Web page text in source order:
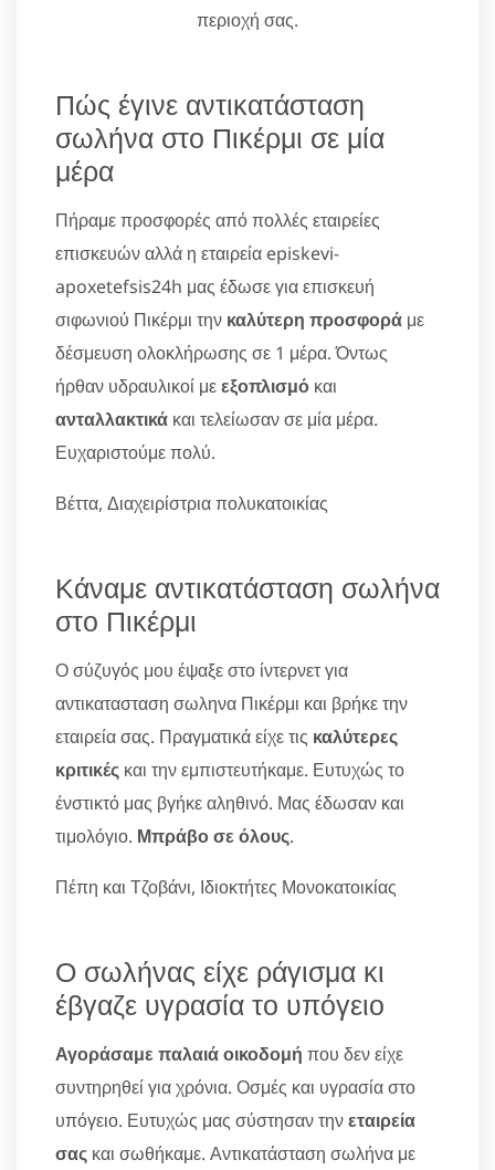
περιοχή σας.
Πώς έγινε αντικατάσταση
σωλήνα στο Πικέρμι σε μία
μέρα
Πήραμε προσφορές από πολλές εταιρείες
επισκευών αλλά η εταιρεία episkevi-
apoxetefsis24h μας έδωσε για επισκευή
σιφωνιού Πικέρμι την καλύτερη προσφορά με
δέσμευση ολοκλήρωσης σε 1 μέρα. Όντως
ήρθαν υδραυλικοί μεεξοπλισμό και
ανταλλακτικά και τελείωσαν σε μία μέρα.
Ευχαριστούμε πολύ.
Βέττα, Διαχειρίστρια πολυκατοικίας
Κάναμε αντικατάσταση σωλήνα
στο Πικέρμι
Ο σύζυγός μου έψαξε στο ίντερνετ για
αντικατασταση σωληνα Πικέρμι και βρήκε την
εταιρεία σας. Πραγματικά είχε τις καλύτερες
κριτικές και την εμπιστευτήκαμε. Ευτυχώς το
ένστικτό μας βγήκε αληθινό. Μας έδωσαν και
τιμολόγιο. Μπράβο σε όλους.
Πέπη και Τζοβάνι, Ιδιοκτήτες Μονοκατοικίας
Ο σωλήνας είχε ράγισμα κι
έβγαζε υγρασία το υπόγειο
Αγοράσαμε παλαιά οικοδομή που δεν είχε
συντηρηθεί για χρόνια. Οσμές και υγρασία στο
υπόγειο. Ευτυχώς μας σύστησαν τηνεταιρεία
σας και σωθήκαμε. Αντικατάσταση σωλήνα με